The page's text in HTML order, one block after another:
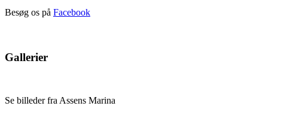
Besøg os på Facebook
Gallerier
Se billeder fra Assens Marina